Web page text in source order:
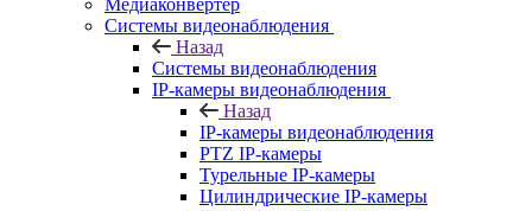
Медиаконвертер
Системы видеонаблюдения
Назад
Системы видеонаблюдения
IP-камеры видеонаблюдения
Назад
IP-камеры видеонаблюдения
PTZ IP-камеры
Турельные IP-камеры
Цилиндрические IP-камеры